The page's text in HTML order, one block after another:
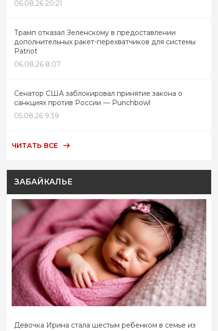
06.08.26 20:21
Трамп отказал Зеленскому в предоставлении
дополнительных ракет-перехватчиков для системы
Patriot
06.08.26 8:07
Сенатор США заблокировал принятие закона о
санкциях против России — Punchbowl
05.08.26 9:39
ЧИТАТЬ ВСЕ
ЗАБАЙКАЛЬЕ
Девочка Ирина стала шестым ребенком в семье из